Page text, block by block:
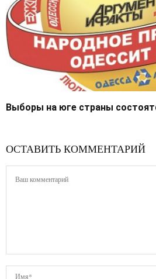
Выборы на юге страны
ОСТАВИТЬ КОММЕНТАРИЙ